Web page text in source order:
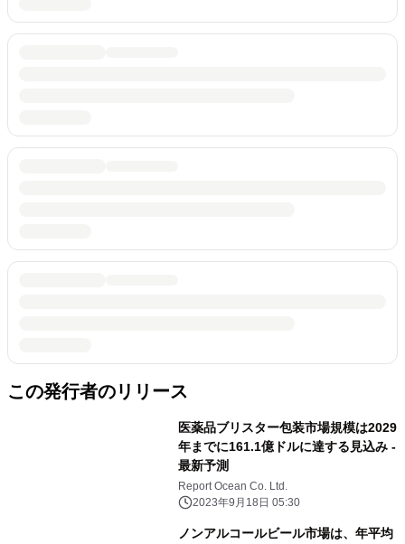
この発行者のリリース
医薬品ブリスター包装市場規模は2029
年までに161.1億ドルに達する見込み -
最新予測
Report Ocean Co. Ltd.
2023年9月18日 05:30
ノンアルコールビール市場は、年平均